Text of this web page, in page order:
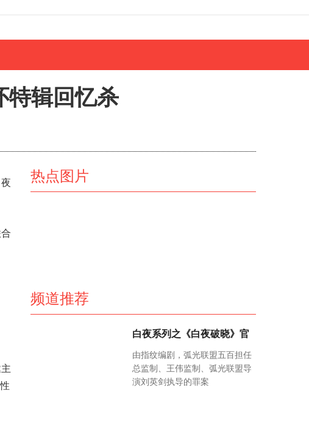
特辑回忆杀
热点图片
频道推荐
白夜系列之《白夜破晓》官
由指纹编剧，弧光联盟五百担任
总监制、王伟监制、弧光联盟导
演刘英剑执导的罪案